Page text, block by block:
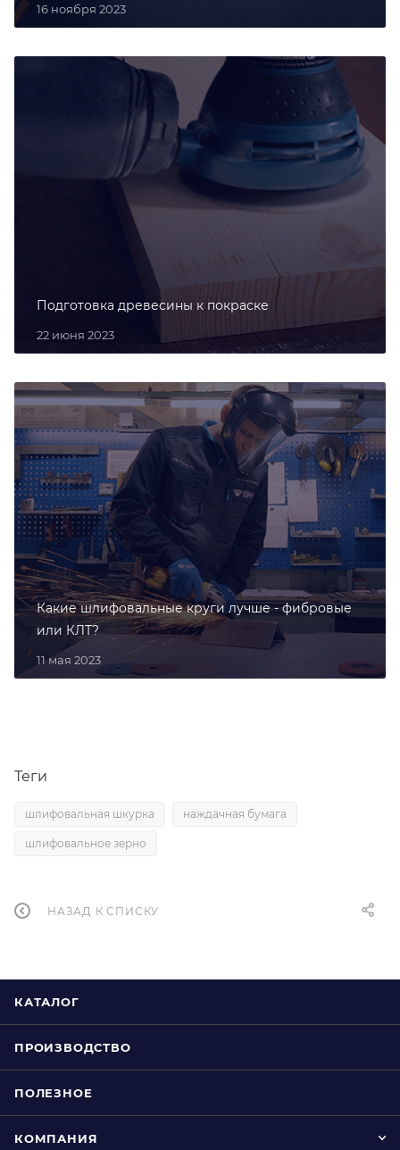
16 ноября 2023
22 июня 2023
Подготовка древесины к покраске
11 мая 2023
Какие шлифовальные круги лучше - фибровые
или КЛТ?
Теги
шлифовальная шкурка наждачная бумага
шлифовальное зерно
НАЗАД К СПИСКУ
КАТАЛОГ
ПРОИЗВОДСТВО
ПОЛЕЗНОЕ
КОМПАНИЯ